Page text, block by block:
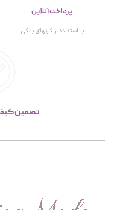
پرداخت آنلاین
با استفاده از کارتهای بانکی
تصمین